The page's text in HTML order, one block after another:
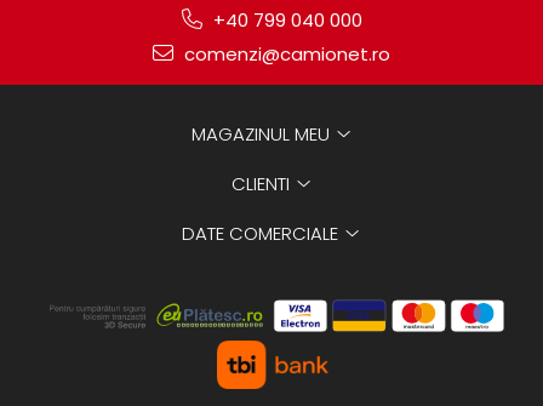
+40 799 040 000
comenzi@camionet.ro
MAGAZINUL MEU
CLIENTI
DATE COMERCIALE